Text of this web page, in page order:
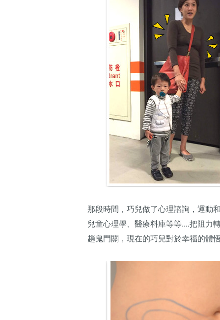
那段時間，巧兒做了心理諮詢，運動
兒童心理學、醫療料庫等等....把阻力
趟鬼門關，現在的巧兒對於幸福的體